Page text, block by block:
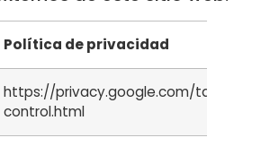
Política de privacidad
https://privacy.google.com/take-
control.html